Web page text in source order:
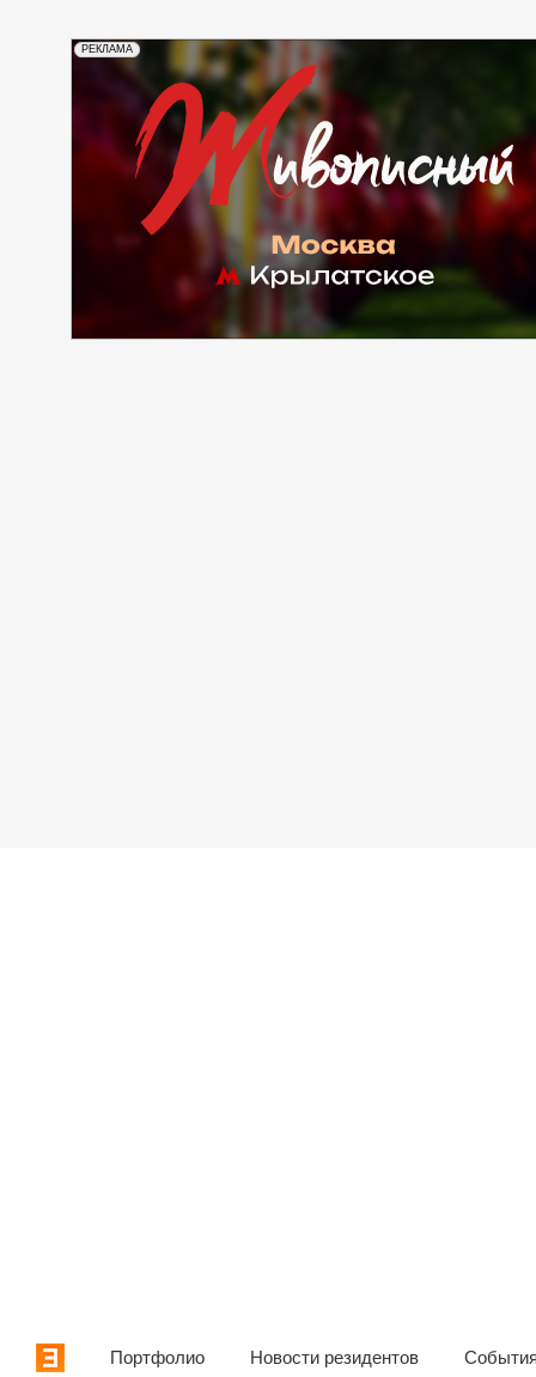
РЕКЛАМА
Портфолио Новости резидентов